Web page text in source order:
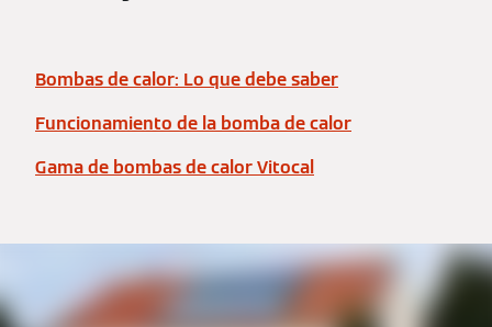
Bombas de calor: Lo que debe saber
Funcionamiento de la bomba de calor
Gama de bombas de calor Vitocal